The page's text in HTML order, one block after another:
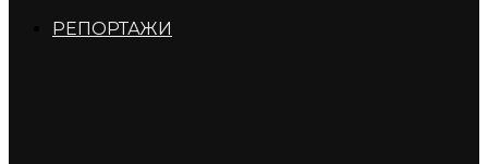
РЕПОРТАЖИ